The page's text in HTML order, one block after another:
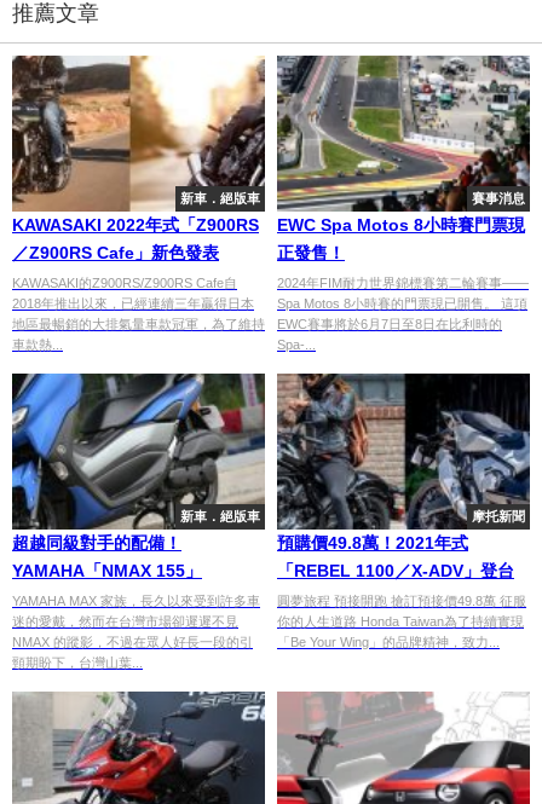
推薦文章
新車．絕版車
KAWASAKI 2022年式「Z900RS
／Z900RS Cafe」新色發表
KAWASAKI的Z900RS/Z900RS Cafe自
2018年推出以來，已經連續三年贏得日本
地區最暢銷的大排氣量車款冠軍，為了維持
車款熱...
賽事消息
EWC Spa Motos 8小時賽門票現
正發售！
2024年FIM耐力世界錦標賽第二輪賽事——
Spa Motos 8小時賽的門票現已開售。 這項
EWC賽事將於6月7日至8日在比利時的
Spa-...
新車．絕版車
超越同級對手的配備！
YAMAHA「NMAX 155」
YAMAHA MAX 家族，長久以來受到許多車
迷的愛戴，然而在台灣市場卻遲遲不見
NMAX 的蹤影，不過在眾人好長一段的引
頸期盼下，台灣山葉...
摩托新聞
預購價49.8萬！2021年式
「REBEL 1100／X-ADV」登台
圓夢旅程 預接開跑 搶訂預接價49.8萬 征服
你的人生道路 Honda Taiwan為了持續實現
「Be Your Wing」的品牌精神，致力...